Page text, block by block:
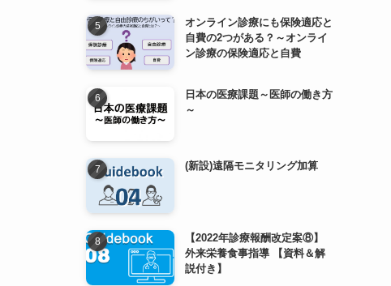
オンライン診療にも保険適応と
自費の2つがある？～オンライ
ン診療の保険適応と自費
日本の医療課題～医師の働き方
～
(新設)遠隔モニタリング加算
【2022年診療報酬改定案⑧】
外来栄養食事指導 【資料＆解
説付き】